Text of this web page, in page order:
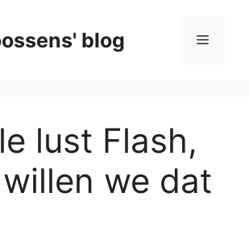
blog Menu
lust Flash,
we dat